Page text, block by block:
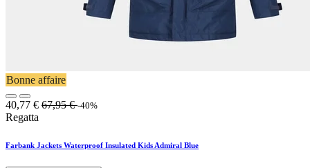
Bonne affaire
40,77 € 67,95€ -40%
Regatta
Farbank Jackets Waterproof Insulated Kids Admiral Blue